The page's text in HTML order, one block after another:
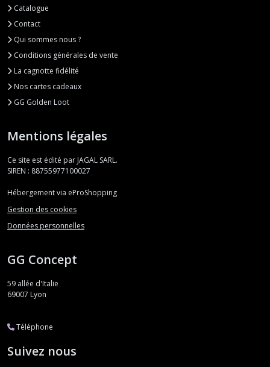
Catalogue
Contact
Qui sommes nous ?
Conditions générales de vente
La cagnotte fidélité
Nos cartes cadeaux
GG Golden Loot
Mentions légales
Ce site est édité par JAGAL SARL.
SIREN : 88755977100027
Hébergement via eProShopping
Gestion des cookies
Données personnelles
GG Concept
59 allée d'Italie
69007 Lyon
Téléphone
Suivez nous